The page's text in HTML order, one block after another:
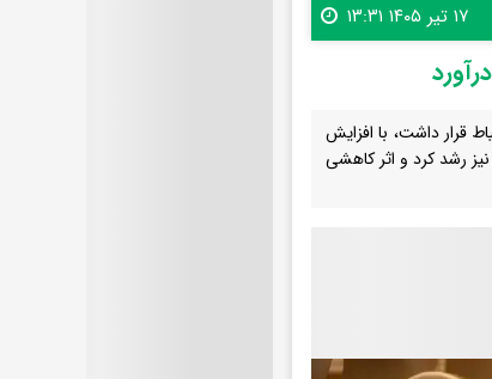
۱۷ تیر ۱۴۰۵ ۱۳:۳۱
در فاز احتیاط قرار داشت، با افزایش
رشد کرد و اثر کاهشی